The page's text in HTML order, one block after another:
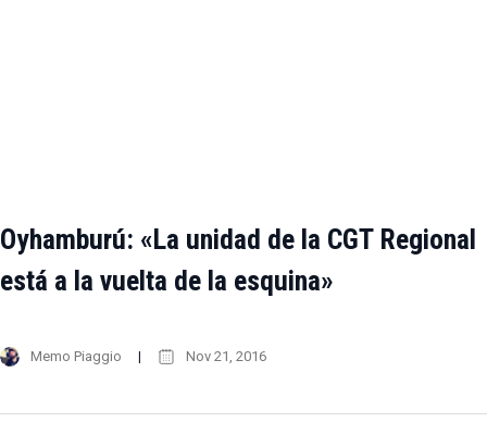
Oyhamburú: «La unidad de la CGT Regional
está a la vuelta de la esquina»
Memo Piaggio Nov 21, 2016